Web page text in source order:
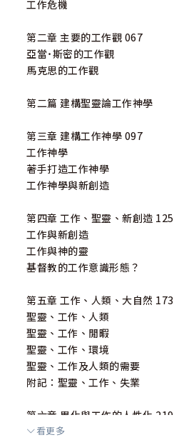
工作危機
第二章 主要的工作觀 067
亞當˙斯密的工作觀
馬克思的工作觀
第二篇 建構聖靈論工作神學
第三章 建構工作神學 097
工作神學
著手打造工作神學
工作神學與新創造
第四章 工作、聖靈、新創造 125
工作與新創造
工作與神的靈
基督教的工作意識形態？
第五章 工作、人類、大自然 173
聖靈、工作、人類
聖靈、工作、閒暇
聖靈、工作、環境
聖靈、工作及人類的需要
附記：聖靈、工作、失業
第六章 異化與工作的人性化 219
異化的本質
看更多